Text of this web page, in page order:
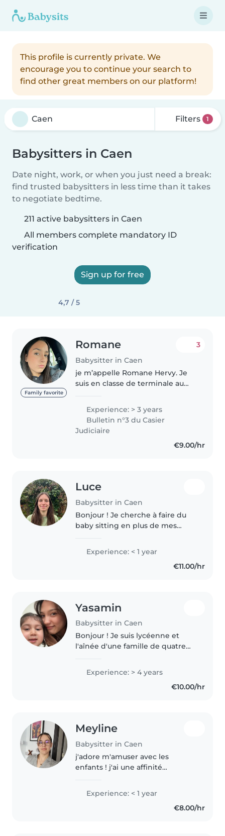
This profile is currently private. We
encourage you to continue your search to
find other great members on our platform!
Filters 1
Babysitters in Caen
Date night, work, or when you just need a break:
find trusted babysitters in less time than it takes
to negotiate bedtime.
211 active babysitters in Caen
All members complete mandatory ID
verification
Sign up for free
4,7 / 5
Family favorite
Romane
Babysitter in Caen
3
je m’appelle Romane Hervy. Je
suis en classe de terminale au
sitting pour mes vacances. Je
garde régulièrement mes deux
petits frères et fait aussi..
Experience: > 3 years
Bulletin n°3 du Casier
Judiciaire
€9.00/hr
Luce
Babysitter in Caen
Bonjour ! Je cherche à faire du
baby sitting en plus de mes
passé mon BAFA qui m'a permis
Experience: < 1 year
€11.00/hr
Yasamin
Babysitter in Caen
Bonjour ! Je suis lycéenne et
l'aînée d'une famille de quatre
plus jeunes dont je m'occupe
depuis mon plus jeune âge, ce
qui m'a permis d'acquérir..
Experience: > 4 years
€10.00/hr
Meyline
Babysitter in Caen
j'adore m'amuser avec les
enfants ! j'ai une affinité
faire à manger, le ménage ou la
routine du soir, ça ne me pause
aucun soucis. je peux faire des..
Experience: < 1 year
€8.00/hr